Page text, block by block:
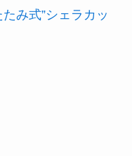
み式”シェラカッ